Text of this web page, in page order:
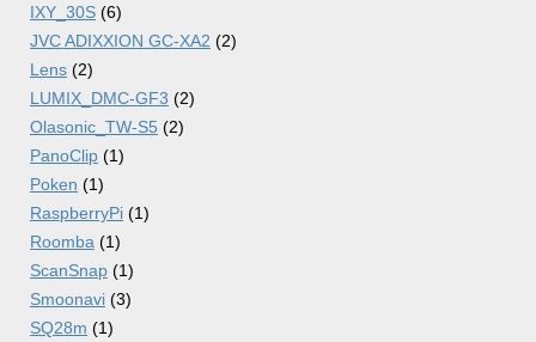
IXY_30S (6)
JVC ADIXXION GC-XA2 (2)
Lens (2)
LUMIX_DMC-GF3 (2)
Olasonic_TW-S5 (2)
PanoClip (1)
Poken (1)
RaspberryPi (1)
Roomba (1)
ScanSnap (1)
Smoonavi (3)
SQ28m (1)